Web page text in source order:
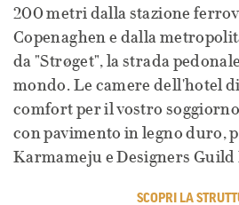
200 metri dalla stazione
Copenaghen e dalla
da "Strøget", la strada
mondo. Le camere dell'hotel
comfort per il vostro
con pavimento in legno duro,
Karmameju e Designers Guild
SCOPRI LA